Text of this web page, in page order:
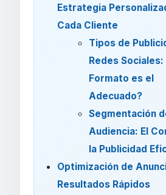
Estrategia
Cada Cliente
Tipos de
Redes Sociales:
Formato es el
Adecuado?
Segmentación
Audiencia: El
la Publicidad
Optimización de
Resultados Rápidos